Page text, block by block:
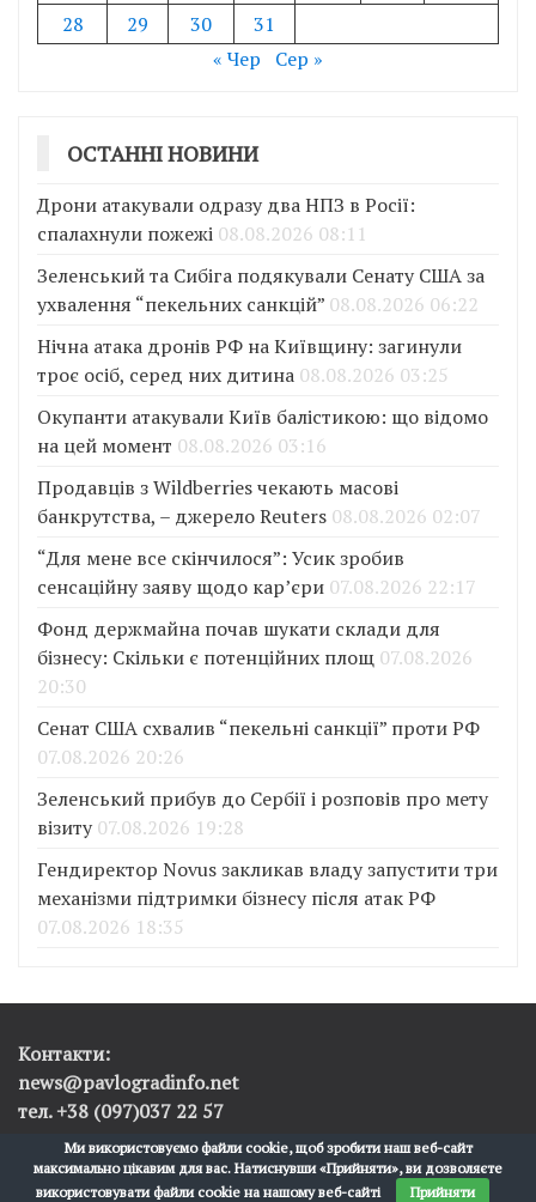
28
29 30
31
« Чер
Сер »
ОСТАННІ НОВИНИ
Дрони атакували одразу два НПЗ в Росії:
спалахнули пожежі 08.08.2026 08:11
Зеленський та Сибіга подякували Сенату США за
ухвалення “пекельних санкцій” 08.08.2026 06:22
Нічна атака дронів РФ на Київщину: загинули
троє осіб, серед них дитина 08.08.2026 03:25
Окупанти атакували Київ балістикою: що відомо
на цей момент 08.08.2026 03:16
Продавців з Wildberries чекають масові
банкрутства, – джерело Reuters 08.08.2026 02:07
“Для мене все скінчилося”: Усик зробив
сенсаційну заяву щодо кар’єри 07.08.2026 22:17
Фонд держмайна почав шукати склади для
бізнесу: Скільки є потенційних площ 07.08.2026
20:30
Сенат США схвалив “пекельні санкції” проти РФ
07.08.2026 20:26
Зеленський прибув до Сербії і розповів про мету
візиту 07.08.2026 19:28
Гендиректор Novus закликав владу запустити три
механізми підтримки бізнесу після атак РФ
07.08.2026 18:35
Контакти:
news@pavlogradinfo.net
тел. +38 (097)037 22 57
Pavlograd.info © 2017-2026
Ми використовуємо файли cookie, щоб зробити наш веб-сайт
максимально цікавим для вас. Натиснувши «Прийняти», ви дозволяєте
використовувати файли cookie на нашому веб-сайті
Прийняти